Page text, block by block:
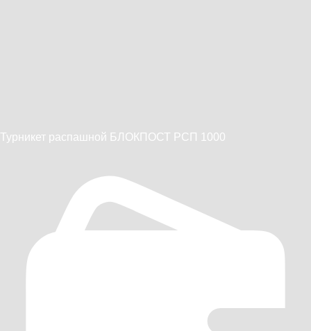
Турникет распашной БЛОКПОСТ РСП 1000